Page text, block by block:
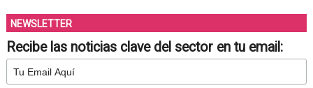
NEWSLETTER
Recibe las noticias clave del sector en tu email: